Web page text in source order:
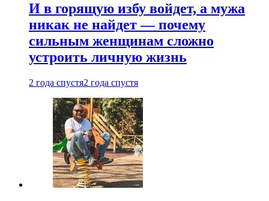
И в горящую избу войдет, а мужа
никак не найдет — почему
сильным женщинам сложно
устроить личную жизнь
2 года спустя2 года спустя